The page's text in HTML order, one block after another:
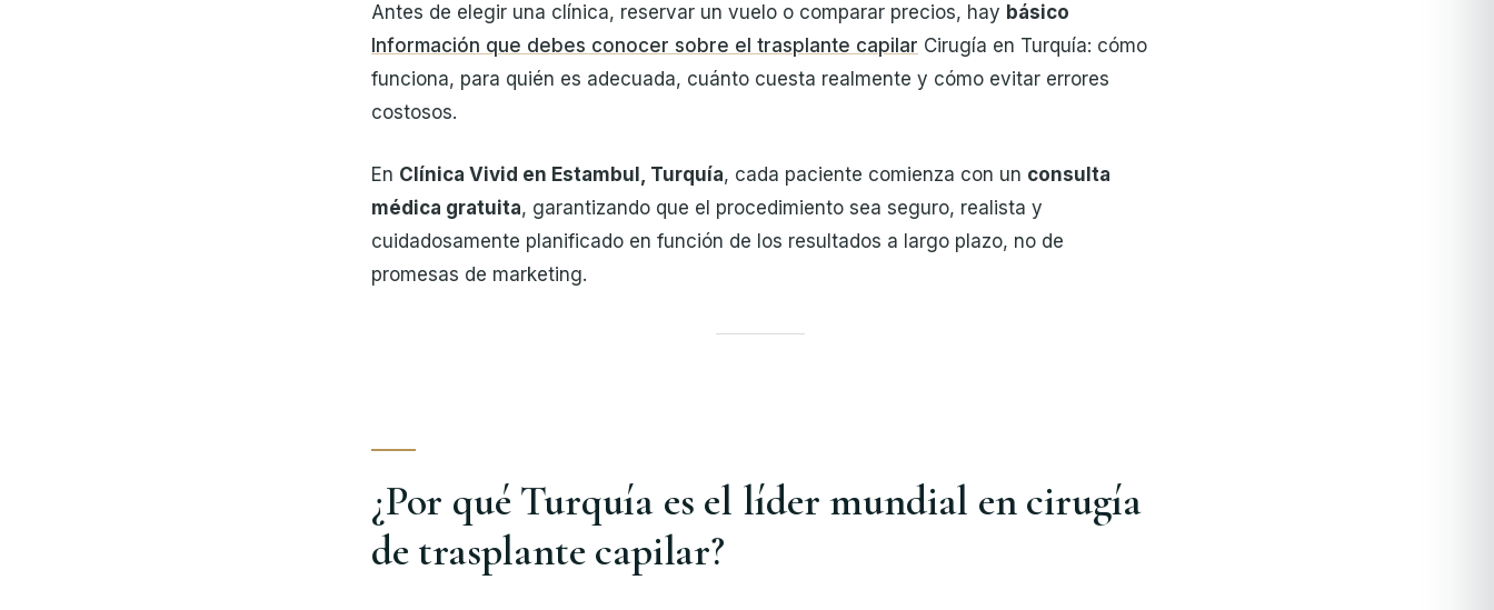
Antes de elegir una clínica, reservar un vuelo o comparar precios, hay básico
Información que debes conocer sobre el trasplante capilar Cirugía en Turquía: cómo
funciona, para quién es adecuada, cuánto cuesta realmente y cómo evitar errores
costosos.
En Clínica Vivid en Estambul, Turquía, cada paciente comienza con un consulta
médica gratuita, garantizando que el procedimiento sea seguro, realista y
cuidadosamente planificado en función de los resultados a largo plazo, no de
promesas de marketing.
¿Por qué Turquía es el líder mundial en cirugía
de trasplante capilar?